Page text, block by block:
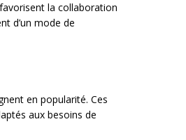
la collaboration
d’un mode de
en popularité. Ces
aux besoins de